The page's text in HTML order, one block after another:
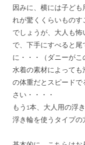
因みに、横には子ど
れが驚くくらいもの
でしょうが、大人も怖
で、下手にすべると
に・
・・（ダニーがこ
水着の素材によっても
の体重だとスピード
さい・・・・
もう1本、大人用の浮
浮き輪を使うタイプの